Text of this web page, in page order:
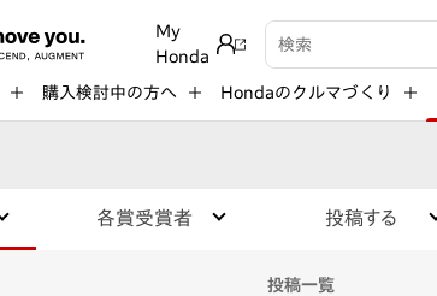
My
Honda
検索キーワード入力
購入検討中の方へ Hondaのクルマづくり
各賞受賞者 投稿する
投稿一覧